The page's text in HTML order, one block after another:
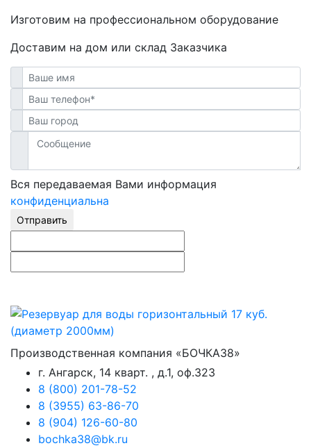
Изготовим на профессиональном оборудование
Доставим на дом или склад Заказчика
Вся передаваемая Вами информация
конфиденциальна
Отправить
Производственная компания «БОЧКА38»
г. Ангарск, 14 кварт. , д.1, оф.323
8 (800) 201-78-52
8 (3955) 63-86-70
8 (904) 126-60-80
bochka38@bk.ru